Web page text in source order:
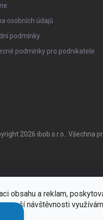
obsahu a reklam,
naší návštěvnosti
osobních údajů
podmínky
podmínky pro podnikatele
2026 ibob s.r.o. . Všechna